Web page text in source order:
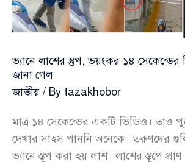
ভ্যানে লাশের স্তুপ, ভয়ংকর ১৪ সেকেন্ডের
জানা গেল
জাতীয় / By tazakhobor
মাত্র ১৪ সেকেন্ডের একটি ভিডিও। তাও
দেখার সাহস পাননি অনেকে। তরুণদের
ভ্যানে স্তূপ করা হয় লাশ। লাশের স্তূপে